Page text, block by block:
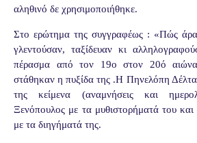
αληθινό δε χρησιμοποιήθηκε.
Στο ερώτημα της συγγραφέως : «Πώς
γλεντούσαν, ταξίδευαν κι
πέρασμα από τον 19ο στον 20ό αιώνα
στάθηκαν η πυξίδα της .Η Πηνελόπη
της κείμενα (αναμνήσεις και
Ξενόπουλος με τα μυθιστορήματά του
με τα διηγήματά της.